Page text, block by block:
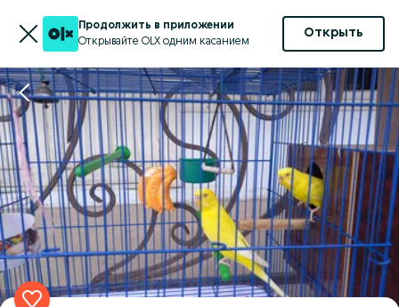
Продолжить в приложении
Открывайте OLX одним касанием
Открыть